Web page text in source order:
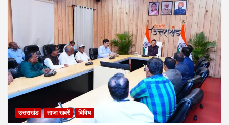
उत्तराखंड ताजा खबरें विविध